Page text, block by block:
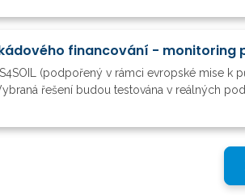
financování - monitoring
(podpořený v rámci evropské mise
řešení budou testována v reálných